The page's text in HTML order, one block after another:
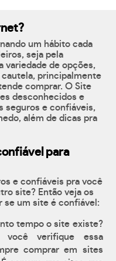
um hábito cada
seja pela
variedade de opções,
principalmente
comprar. O Site
desconhecidos e
seguros e confiáveis,
além de dicas pra
para
e confiáveis pra você
site? Então veja os
se um site é confiável:
tempo o site existe?
você verifique essa
comprar em sites